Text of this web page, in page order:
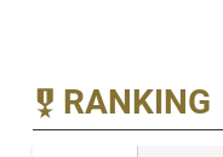
RANKING